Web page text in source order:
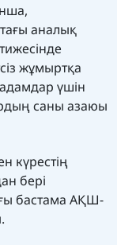
аналық
жұмыртқа
үшін
саны азаюы
күрестің
бері
бастама АҚШ-